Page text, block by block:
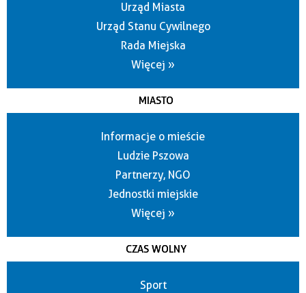
Urząd Miasta
Urząd Stanu Cywilnego
Rada Miejska
Więcej »
MIASTO
Informacje o mieście
Ludzie Pszowa
Partnerzy, NGO
Jednostki miejskie
Więcej »
CZAS WOLNY
Sport